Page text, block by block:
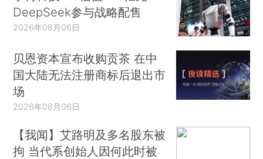
DeepSeek参与战略配售
2026年08月06日
贝恩资本宣布收购贡茶 在中
国大陆无法注册商标后退出市
场
2026年08月06日
【我闻】艾路明及多名股东被
拘 当代系创始人因何此时被